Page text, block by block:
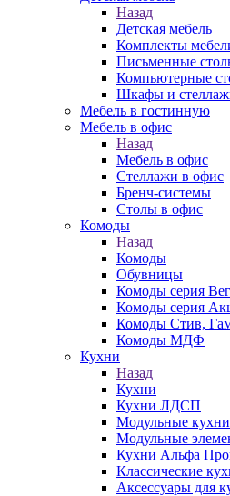
Назад
Детская мебель
Комплекты
Письменные
Компьютерные
Шкафы и
Мебель в гостинную
Мебель в офис
Назад
Мебель в офис
Стеллажи в офис
Бренч-системы
Столы в офис
Комоды
Назад
Комоды
Обувницы
Комоды серия
Комоды серия
Комоды Стив,
Комоды МДФ
Кухни
Назад
Кухни
Кухни ЛДСП
Модульные
Модульные
Кухни Альфа
Классические
Аксессуары для